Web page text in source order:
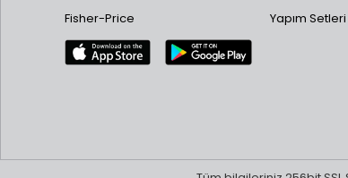
Fisher-Price
Yapım